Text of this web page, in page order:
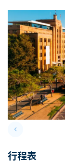
keyboard_arrow_leftPrevious slide
行程表